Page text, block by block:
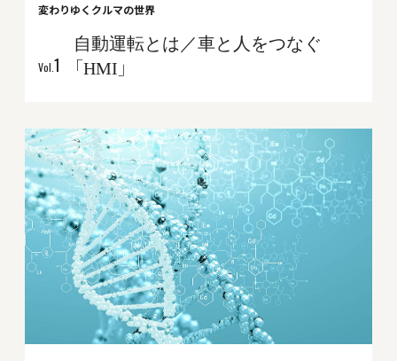
変わりゆくクルマの世界
Vol.1
自動運転とは／車と人をつなぐ
「HMI」